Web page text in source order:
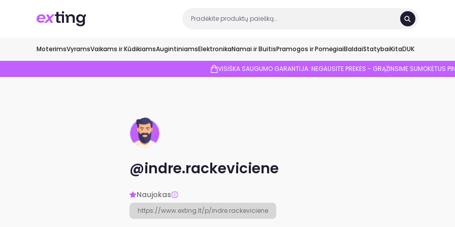
MoterimsVyramsVaikams ir KūdikiamsAugintiniamsElektronikaNamai ir BuitisPramogos ir PomėgiaiBaldaiStatybaiKitaDUK
VISIŠKA SAUGUMO GARANTIJA: NEGAUSITE PREKĖS - GRĄŽINSIME SUMOKĖTUS
@indre.rackeviciene
Naujokas
https://www.exting.lt/p/indre.rackeviciene